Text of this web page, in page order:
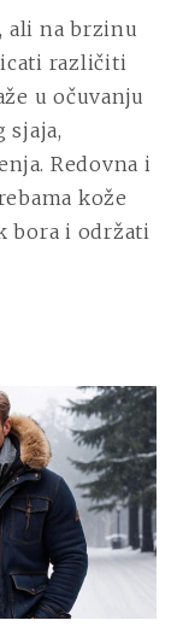
KOŽE
KOJA
USPORAVA
BORA
ali na brzinu
različiti
u očuvanju
sjaja,
Redovna i
kože
bora i održati